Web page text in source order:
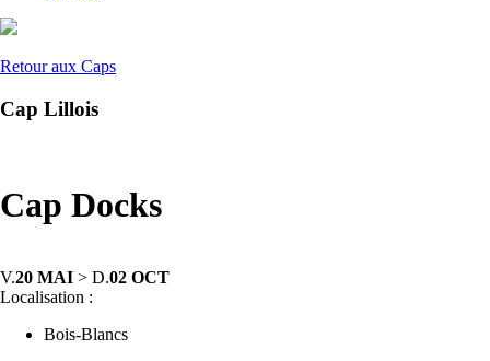
Retour aux Caps
Cap Lillois
Cap Docks
V.20 MAI > D.02 OCT
Localisation :
Bois-Blancs